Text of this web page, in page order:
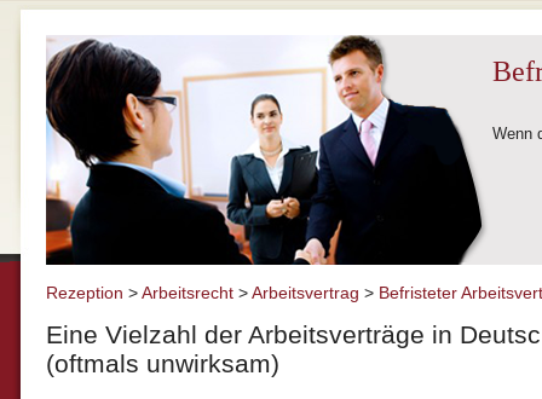
Wenn
Rezeption >Arbeitsrecht>Arbeitsvertrag > Befristeter
Eine Vielzahl der Arbeitsverträge in
(oftmals unwirksam)